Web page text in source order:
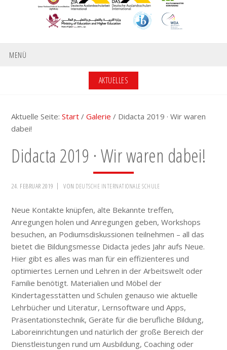
MENÜ
AKTUELLES
Aktuelle Seite:Start / Galerie / Didacta 2019 · Wir waren
dabei!
Didacta 2019 · Wir waren dabei!
24. FEBRUAR 2019 VON DEUTSCHE INTERNATIONALE SCHULE
Neue Kontakte knüpfen, alte Bekannte treffen,
Anregungen holen und Anregungen geben, Workshops
besuchen, an Podiumsdiskussionen teilnehmen – all das
bietet die Bildungsmesse Didacta jedes Jahr aufs Neue.
Hier gibt es alles was man für ein effizienteres und
optimiertes Lernen und Lehren in der Arbeitswelt oder
Familie benötigt. Materialien und Möbel der
Kindertagesstätten und Schulen genauso wie aktuelle
Lehrbücher und Literatur, Lernsoftware und Apps,
Präsentationstechnik, Geräte für die berufliche Bildung,
Laboreinrichtungen und natürlich der große Bereich der
Dienstleistungen rund um Ausbildung, Coaching oder